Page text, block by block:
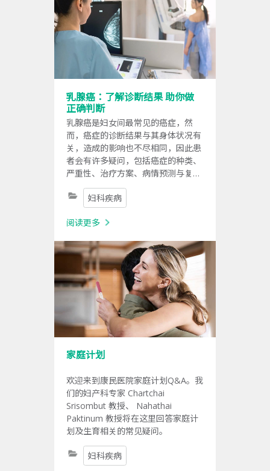
乳腺癌：了解诊断结果 助你做
正确判断
乳腺癌是妇女间最常见的癌症，然
而，癌症的诊断结果与其身体状况有
关，造成的影响也不尽相同，因此患
者会有许多疑问，包括癌症的种类、
严重性、治疗方案、病情预测与复发
的可能性，以及确诊之后未来病情的
发展。妇科疾病
阅读更多
家庭计划
欢迎来到康民医院家庭计划Q&A。我
们的妇产科专家 Chartchai
Srisombut 教授、 Nahathai
Paktinum 教授将在这里回答家庭计
划及生育相关的常见疑问。
妇科疾病